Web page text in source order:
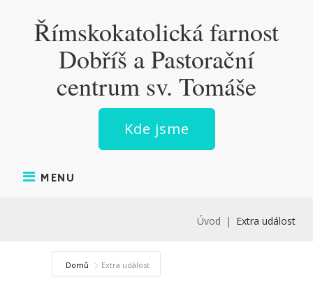
Římskokatolická farnost
Dobříš a Pastorační
centrum sv. Tomáše
Kde jsme
MENU
Úvod | Extra událost
Domů Extra událost